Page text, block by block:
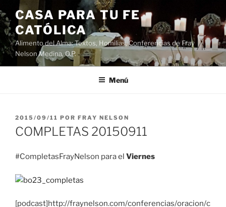
Saltar
al
contenido
CASA PARA TU FE
CATÓLICA
Alimento del Alma: Textos, Homilias, Conferencias de Fray
Nelson Medina, O.P.
Menú
PUBLICADO
EL
2015/09/11 POR FRAY NELSON
COMPLETAS 20150911
#CompletasFrayNelson para el Viernes
[podcast]http://fraynelson.com/conferencias/oracion/c